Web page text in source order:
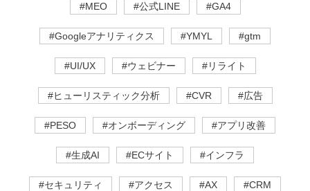
#MEO #公式LINE #GA4
#Googleアナリティクス #YMYL #gtm
#UI/UX #ウェビナー #リライト
#ヒューリスティック分析 #CVR #広告
#PESO #オンボーディング #アプリ改善
#生成AI #ECサイト #インフラ
#セキュリティ #アクセス #AX #CRM